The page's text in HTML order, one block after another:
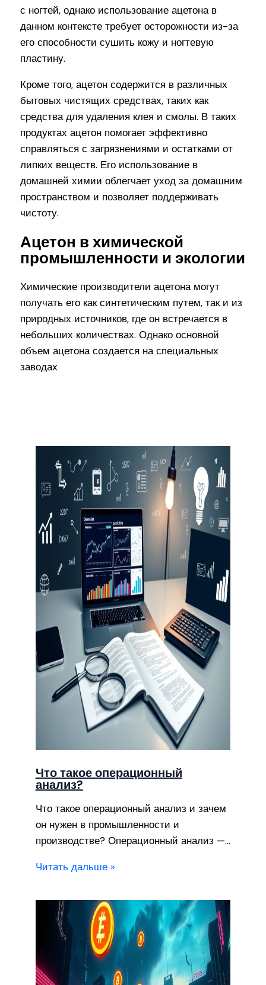
с ногтей, однако использование ацетона в
данном контексте требует осторожности из-за
его способности сушить кожу и ногтевую
пластину.
Кроме того, ацетон содержится в различных
бытовых чистящих средствах, таких как
средства для удаления клея и смолы. В таких
продуктах ацетон помогает эффективно
справляться с загрязнениями и остатками от
липких веществ. Его использование в
домашней химии облегчает уход за домашним
пространством и позволяет поддерживать
чистоту.
Ацетон в химической
промышленности и экологии
Химические производители ацетона могут
получать его как синтетическим путем, так и из
природных источников, где он встречается в
небольших количествах. Однако основной
объем ацетона создается на специальных
заводах
Что такое операционный
анализ?
Что такое операционный анализ и зачем
он нужен в промышленности и
производстве? Операционный анализ —…
Читать дальше »